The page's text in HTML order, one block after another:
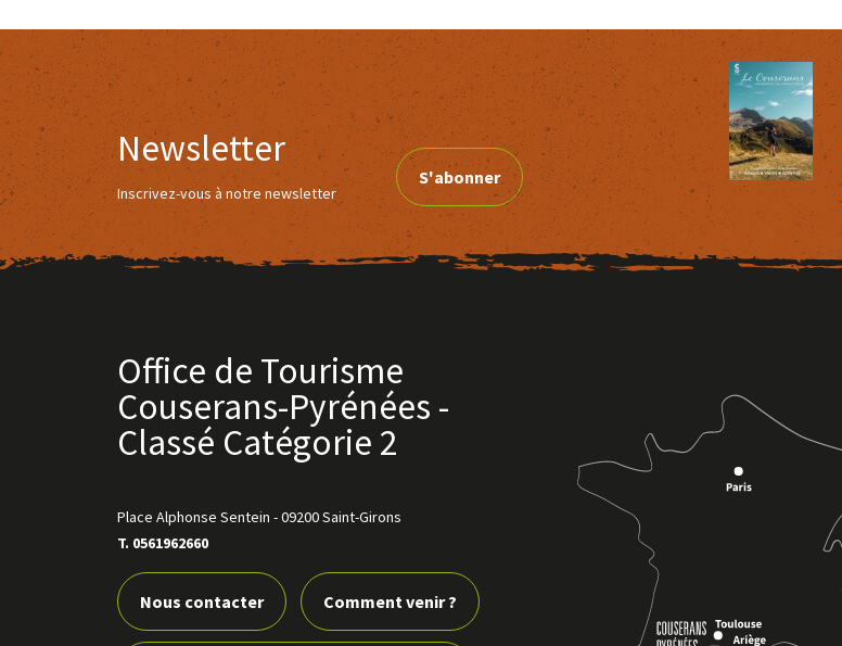
Newsletter
Inscrivez-vous à notre newsletter
S'abonner
Office de Tourisme
Couserans-Pyrénées -
Classé Catégorie 2
Place Alphonse Sentein -09200 Saint-Girons
T. 0561962660
Nous contacter Comment venir ?